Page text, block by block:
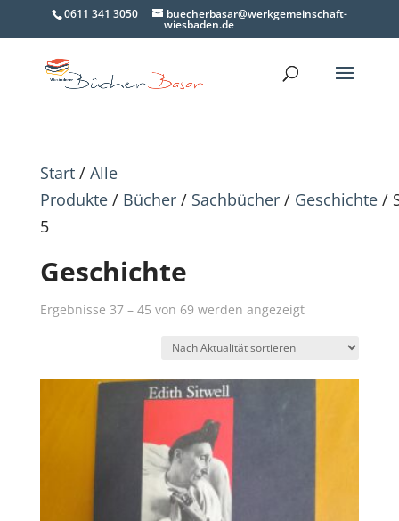
0611 341 3050 buecherbasar@werkgemeinschaft-
wiesbaden.de
Start/ Alle
Produkte/ Bücher/ Sachbücher/ Geschichte/
5
Geschichte
Ergebnisse 37 – 45 von 69 werden angezeigtNach